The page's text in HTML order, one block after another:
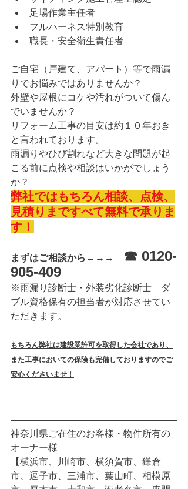
足場作業主任者
フルハーネス特別教育
職長・安全衛生責任者
ご自宅（戸建て、アパート）等で雨漏
りでお悩みではありませんか？
外壁や屋根にコケや汚れがついて傷ん
でいませんか？
リフォーム工事の目安は約１０年おき
と言われております。
雨漏りやひび割れなど大きな問題が起
こる前に点検や相談はいかがでしょう
か？
弊社ではもちろん相談、点検、
見積りまですべて無料で承りま
す！
まずはご相談から→→→
☎ 0120-
905-409
※雨漏り診断士・外装劣化診断士　ダ
ブル資格保有の担当者が対応させてい
ただきます。
もちろん弊社は建設業許可を取得した会社であり、
また工事においての保険も完備しておりますのでご
安心くださいませ！
神奈川県ご在住のお客様・物件所有の
オーナー様
【横浜市、川崎市、横須賀市、鎌倉
市、逗子市、三浦市、葉山町、相模原